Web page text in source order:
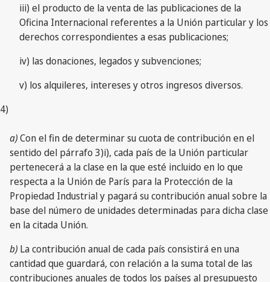
iii) el producto de la venta de las publicaciones de la
Oficina Internacional referentes a la Unión particular y los
derechos correspondientes a esas publicaciones;
iv) las donaciones, legados y subvenciones;
v) los alquileres, intereses y otros ingresos diversos.
4)
a)Con el fin de determinar su cuota de contribución en el
sentido del párrafo 3)i), cada país de la Unión particular
pertenecerá a la clase en la que esté incluido en lo que
respecta a la Unión de París para la Protección de la
Propiedad Industrial y pagará su contribución anual sobre la
base del número de unidades determinadas para dicha clase
en la citada Unión.
b) La contribución anual de cada país consistirá en una
cantidad que guardará, con relación a la suma total de las
contribuciones anuales de todos los países al presupuesto